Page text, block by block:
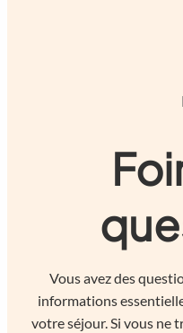
Vous avez des
informations
votre séjour. Si vous ne